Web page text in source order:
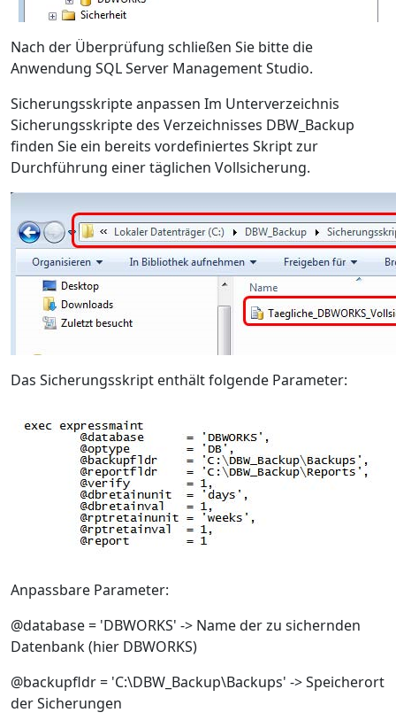
Nach der Überprüfung schließen Sie bitte die
Anwendung SQL Server Management Studio.
Sicherungsskripte anpassen Im Unterverzeichnis
Sicherungsskripte des Verzeichnisses DBW_Backup
finden Sie ein bereits vordefiniertes Skript zur
Durchführung einer täglichen Vollsicherung.
Das Sicherungsskript enthält folgende Parameter:
Anpassbare Parameter:
@database = 'DBWORKS' -> Name der zu sichernden
Datenbank (hier DBWORKS)
@backupfldr = 'C:\DBW_Backup\Backups' -> Speicherort
der Sicherungen